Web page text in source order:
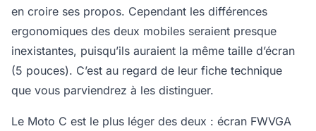
en croire ses propos. Cependant les différences
ergonomiques des deux mobiles seraient presque
inexistantes, puisqu’ils auraient la même taille d’écran
(5 pouces). C’est au regard de leur fiche technique
que vous parviendrez à les distinguer.
Le Moto C est le plus léger des deux : écran FWVGA